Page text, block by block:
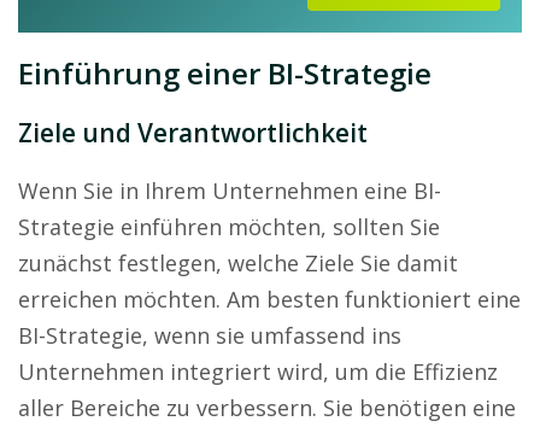
Einführung einer BI-Strategie
Ziele und Verantwortlichkeit
Wenn Sie in Ihrem Unternehmen eine BI-
Strategie einführen möchten, sollten Sie
zunächst festlegen, welche Ziele Sie damit
erreichen möchten. Am besten funktioniert eine
BI-Strategie, wenn sie umfassend ins
Unternehmen integriert wird, um die Effizienz
aller Bereiche zu verbessern. Sie benötigen eine